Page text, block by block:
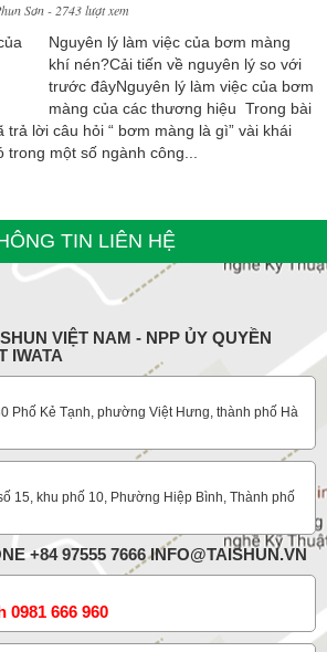
Sơn- 2743 lượt xem
Nguyên lý làm việc của bơm màng
khí nén?Cải tiến về nguyên lý so với
trước đâyNguyên lý làm việc của bơm
màng của các thương hiệu Trong bài
lời câu hỏi “ bơm màng là gì” vài khái
trong một số ngành công...
TIN LIÊN HỆ
VIỆT NAM - NPP ỦY QUYỀN
IWATA
Phố Kẻ Tạnh, phường Việt Hưng, thành phố Hà
15, khu phố 10, Phường Hiệp Bình, Thành phố
+84 97555 7666 INFO@TAISHUN.VN
0981 666 960